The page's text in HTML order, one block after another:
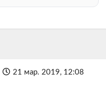
21 мар. 2019, 12:08